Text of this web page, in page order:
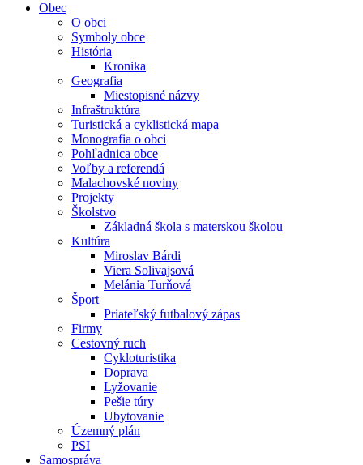
Obec
O obci
Symboly obce
História
Kronika
Geografia
Miestopisné názvy
Infraštruktúra
Turistická a cyklistická mapa
Monografia o obci
Pohľadnica obce
Voľby a referendá
Malachovské noviny
Projekty
Školstvo
Základná škola s materskou školou
Kultúra
Miroslav Bárdi
Viera Solivajsová
Melánia Turňová
Šport
Priateľský futbalový zápas
Firmy
Cestovný ruch
Cykloturistika
Doprava
Lyžovanie
Pešie túry
Ubytovanie
Územný plán
PSI
Samospráva